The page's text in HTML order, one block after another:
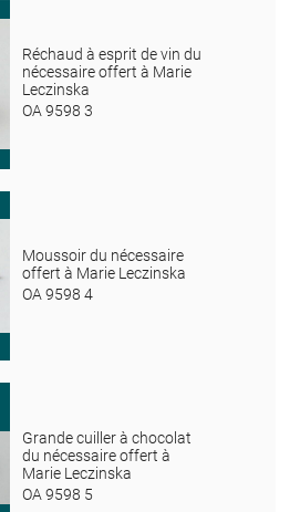
Réchaud à esprit de vin du
nécessaire offert à Marie
Leczinska
OA 9598 3
Moussoir du nécessaire
offert à Marie Leczinska
OA 9598 4
Grande cuiller à chocolat
du nécessaire offert à
Marie Leczinska
OA 9598 5